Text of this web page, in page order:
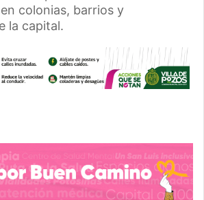
colonias, barrios y
la capital.